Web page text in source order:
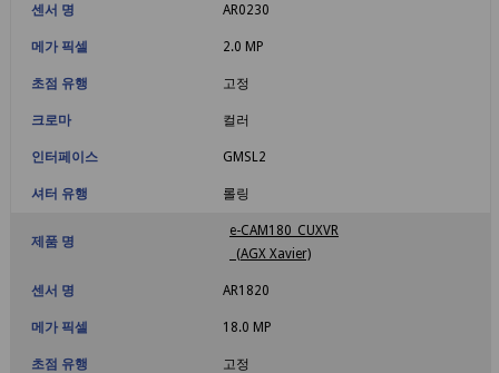
센서 명 AR0230
메가 픽셀 2.0 MP
초점 유행 고정
크로마 컬러
인터페이스 GMSL2
셔터 유행 롤링
제품 명
e-CAM180_CUXVR
(AGX Xavier)
센서 명 AR1820
메가 픽셀 18.0 MP
초점 유행 고정